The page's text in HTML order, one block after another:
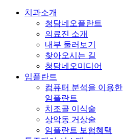
치과소개
청담네오플란트
의료진 소개
내부 둘러보기
찾아오시는 길
청담네오미디어
임플란트
컴퓨터 분석을 이용한
임플란트
치조골 이식술
상악동 거상술
임플란트 보험혜택